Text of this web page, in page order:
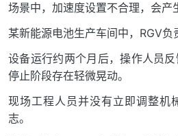
场景中，加速度设置不合理，会产
某新能源电池生产车间中，RGV负
设备运行约两个月后，操作人员
停止阶段存在轻微晃动。
现场工程人员并没有立即调整机
志。